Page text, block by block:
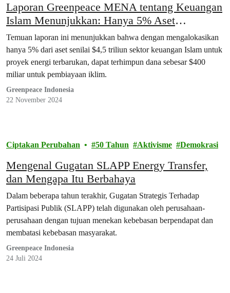
Laporan Greenpeace MENA tentang Keuangan
Islam Menunjukkan: Hanya 5% Aset
Keuangan Islam Dapat Menghasilkan $400
Miliar untuk Energi Terbarukan pada 2030
Temuan laporan ini menunjukkan bahwa dengan mengalokasikan
hanya 5% dari aset senilai $4,5 triliun sektor keuangan Islam untuk
proyek energi terbarukan, dapat terhimpun dana sebesar $400
miliar untuk pembiayaan iklim.
Greenpeace Indonesia
22 November 2024
Ciptakan Perubahan 50 Tahun Aktivisme Demokrasi
Mengenal Gugatan SLAPP Energy Transfer,
dan Mengapa Itu Berbahaya
Dalam beberapa tahun terakhir, Gugatan Strategis Terhadap
Partisipasi Publik (SLAPP) telah digunakan oleh perusahaan-
perusahaan dengan tujuan menekan kebebasan berpendapat dan
membatasi kebebasan masyarakat.
Greenpeace Indonesia
24 Juli 2024